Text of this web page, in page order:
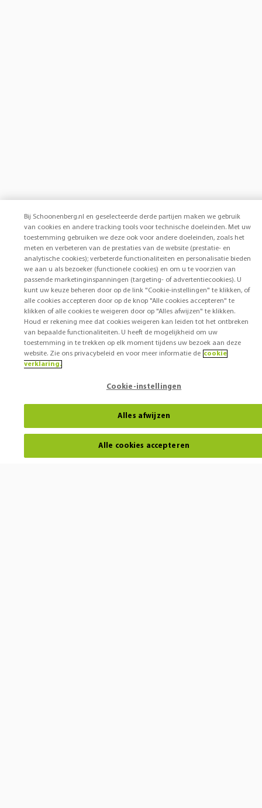
Bij Schoonenberg.nl en geselecteerde derde partijen maken we gebruik
van cookies en andere tracking tools voor technische doeleinden. Met uw
toestemming gebruiken we deze ook voor andere doeleinden, zoals het
meten en verbeteren van de prestaties van de website (prestatie- en
analytische cookies); verbeterde functionaliteiten en personalisatie bieden
we aan u als bezoeker (functionele cookies) en om u te voorzien van
passende marketinginspanningen (targeting- of advertentiecookies). U
kunt uw keuze beheren door op de link "Cookie-instellingen" te klikken, of
alle cookies accepteren door op de knop "Alle cookies accepteren" te
klikken of alle cookies te weigeren door op "Alles afwijzen" te klikken.
Houd er rekening mee dat cookies weigeren kan leiden tot het ontbreken
van bepaalde functionaliteiten. U heeft de mogelijkheid om uw
toestemming in te trekken op elk moment tijdens uw bezoek aan deze
website. Zie ons privacybeleid en voor meer informatie de cookie
verklaring.
Cookie-instellingen
Alles afwijzen
Alle cookies accepteren